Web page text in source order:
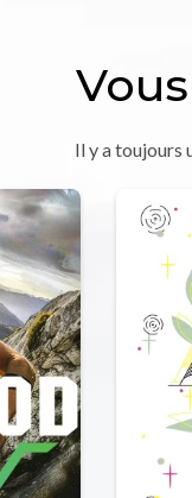
Il y a toujours